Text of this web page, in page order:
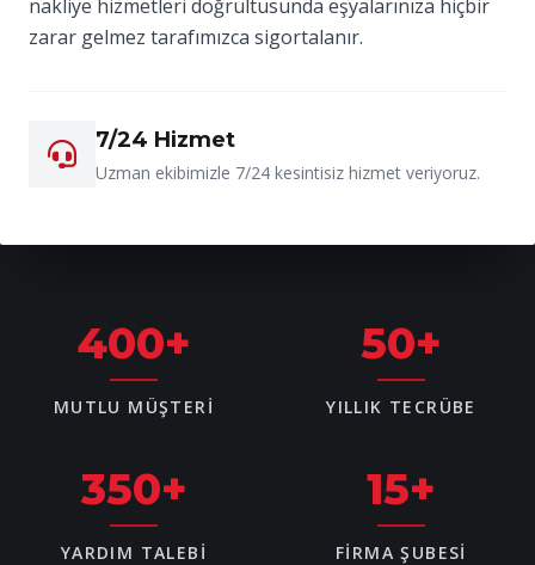
nakliye hizmetleri doğrultusunda eşyalarınıza hiçbir
zarar gelmez tarafımızca sigortalanır.
7/24 Hizmet
Uzman ekibimizle 7/24 kesintisiz hizmet veriyoruz.
400+
MUTLU MÜŞTERI
50+
YILLIK TECRÜBE
350+
YARDIM TALEBI
15+
FIRMA ŞUBESI